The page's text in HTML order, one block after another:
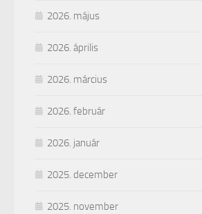
2026. május
2026. április
2026. március
2026. február
2026. január
2025. december
2025. november